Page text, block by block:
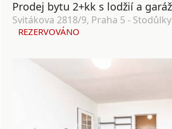
Svitákova 2818/9, Praha 5 - Stodůlky
REZERVOVÁNO